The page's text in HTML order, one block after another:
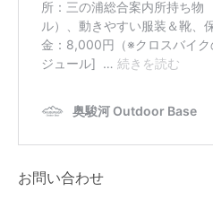
お問い合わせ